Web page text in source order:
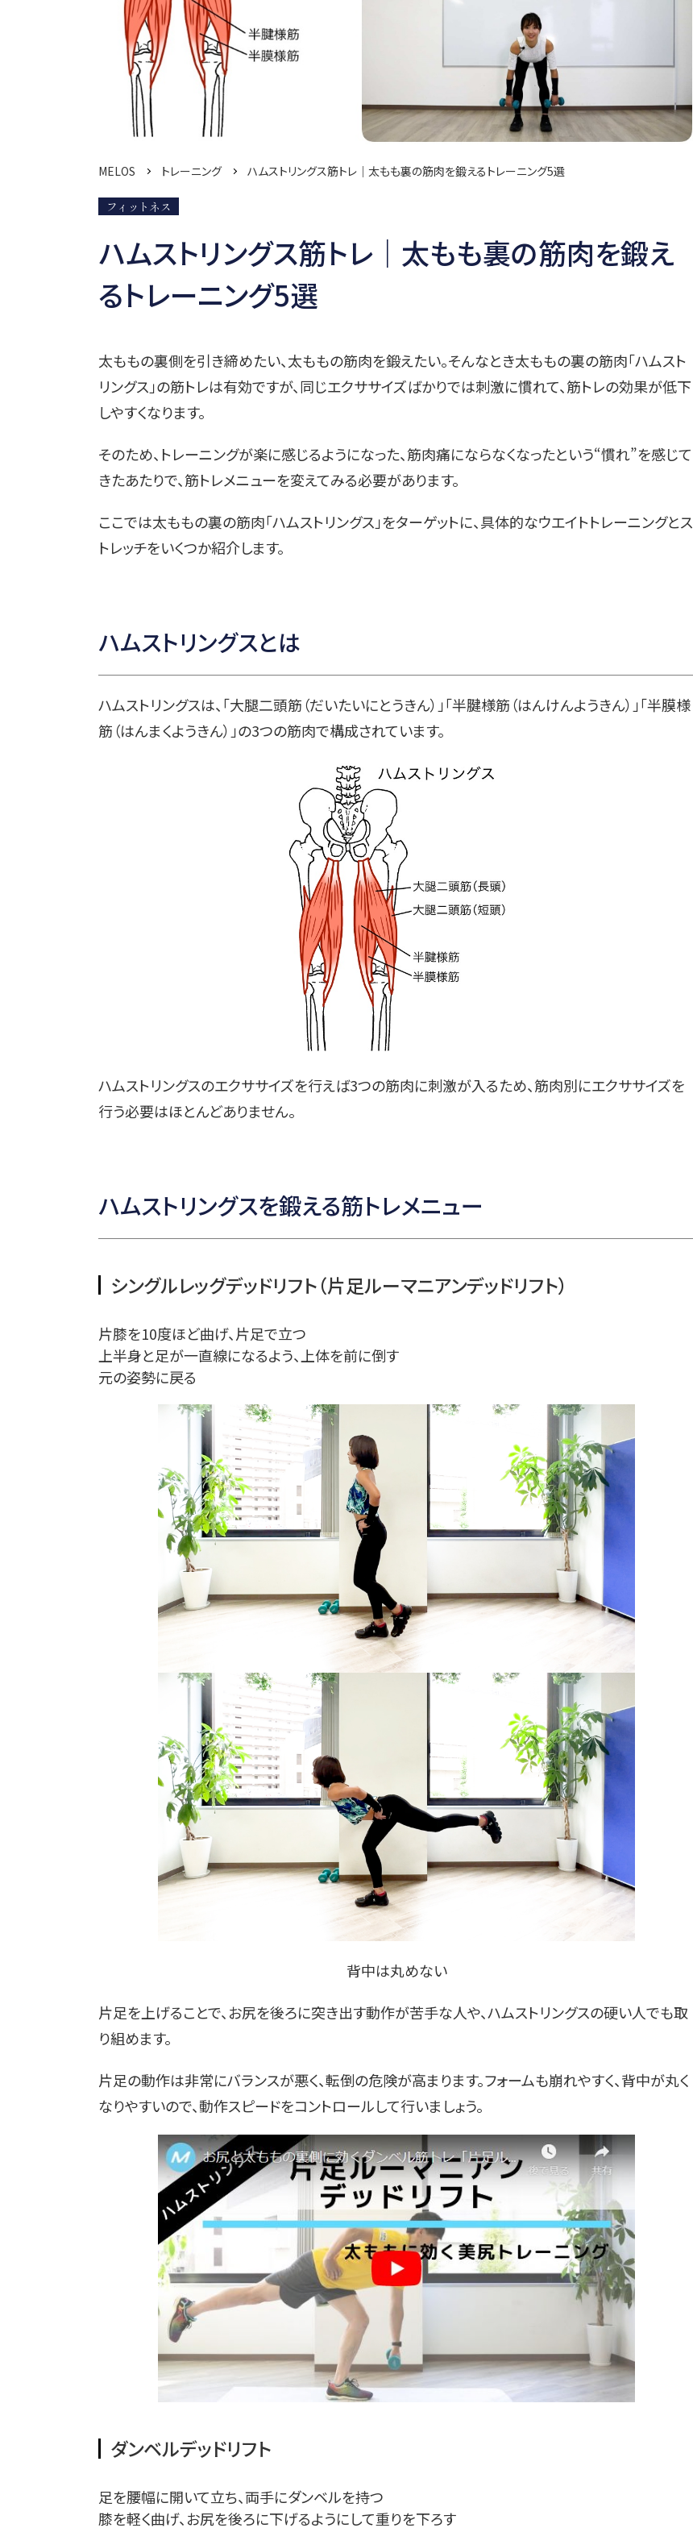
MELOS トレーニング ハムストリングス筋トレ｜太もも裏の筋肉を鍛えるトレーニング5選
フィットネス
ハムストリングス筋トレ｜太もも裏の筋肉を鍛え
るトレーニング5選
太ももの裏側を引き締めたい、太ももの筋肉を鍛えたい。そんなとき太ももの裏の筋肉「ハムスト
リングス」の筋トレは有効ですが、同じエクササイズばかりでは刺激に慣れて、筋トレの効果が低下
しやすくなります。
そのため、トレーニングが楽に感じるようになった、筋肉痛にならなくなったという“慣れ”を感じて
きたあたりで、筋トレメニューを変えてみる必要があります。
ここでは太ももの裏の筋肉「ハムストリングス」をターゲットに、具体的なウエイトトレーニングとス
トレッチをいくつか紹介します。
ハムストリングスとは
ハムストリングスは、「大腿二頭筋（だいたいにとうきん）」「半腱様筋（はんけんようきん）」「半膜様
筋（はんまくようきん）」の3つの筋肉で構成されています。
ハムストリングスのエクササイズを行えば3つの筋肉に刺激が入るため、筋肉別にエクササイズを
行う必要はほとんどありません。
ハムストリングスを鍛える筋トレメニュー
シングルレッグデッドリフト（片足ルーマニアンデッドリフト）
片膝を10度ほど曲げ、片足で立つ
上半身と足が一直線になるよう、上体を前に倒す
元の姿勢に戻る
背中は丸めない
片足を上げることで、お尻を後ろに突き出す動作が苦手な人や、ハムストリングスの硬い人でも取
り組めます。
片足の動作は非常にバランスが悪く、転倒の危険が高まります。フォームも崩れやすく、背中が丸く
なりやすいので、動作スピードをコントロールして行いましょう。
ダンベルデッドリフト
足を腰幅に開いて立ち、両手にダンベルを持つ
膝を軽く曲げ、お尻を後ろに下げるようにして重りを下ろす